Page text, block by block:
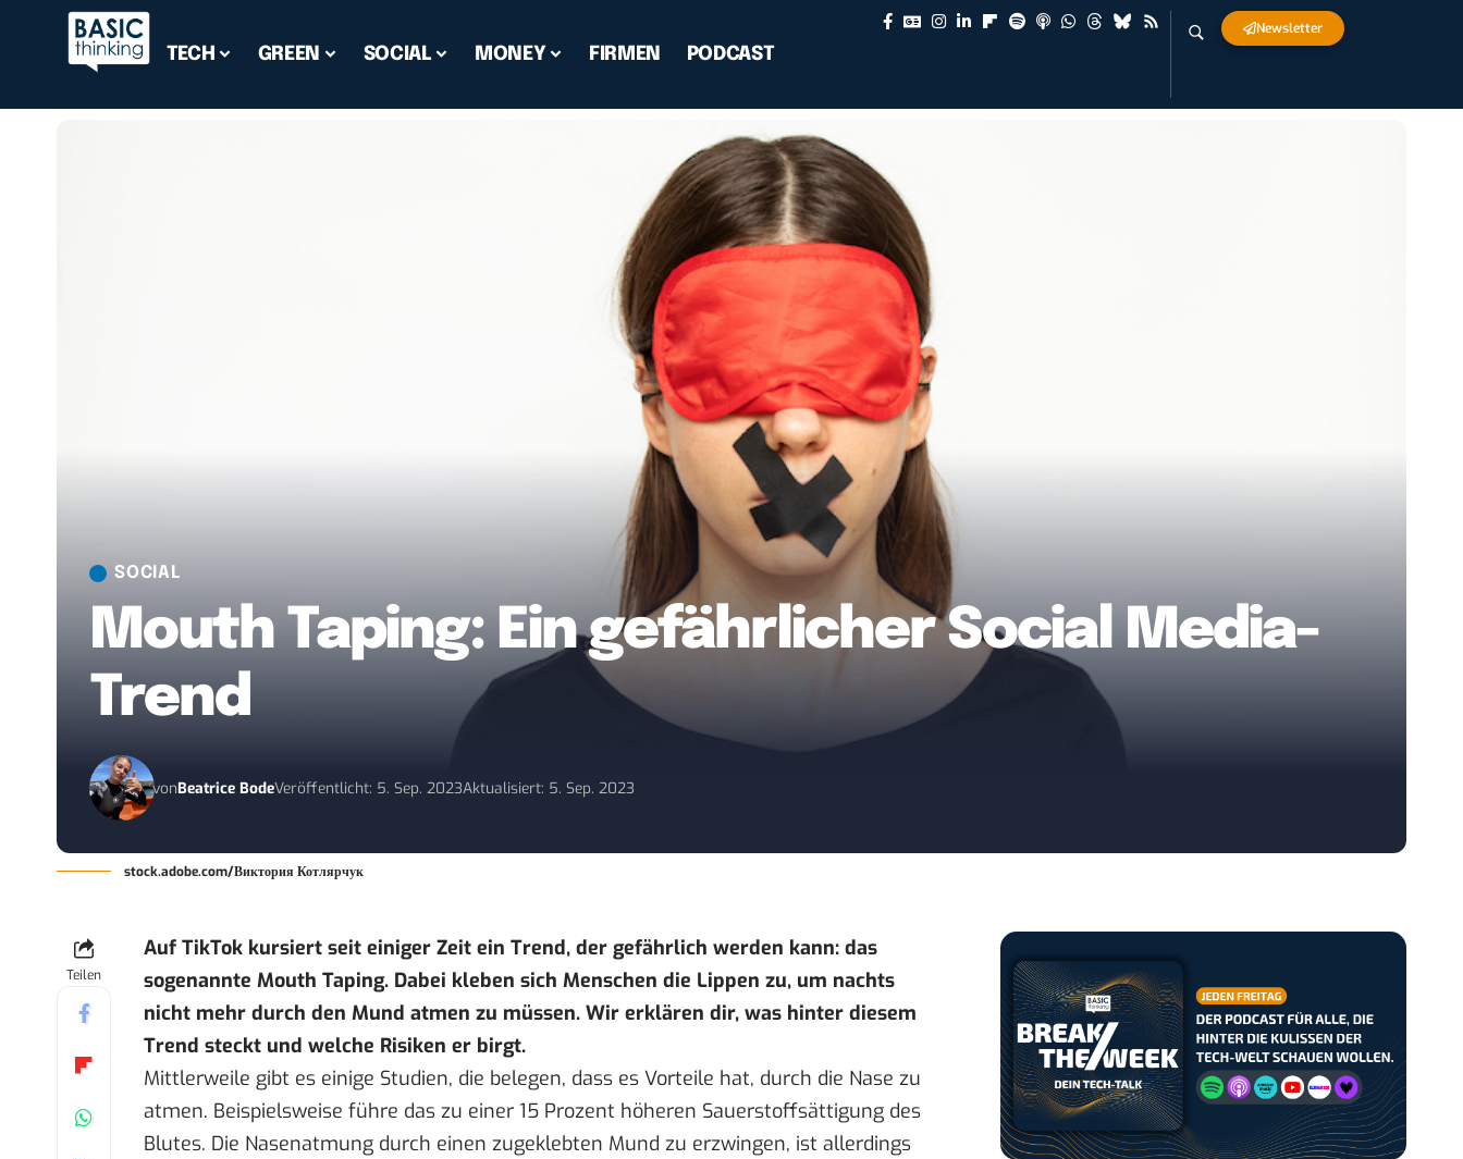
TECH GREEN SOCIAL MONEY FIRMEN PODCAST
Newsletter
SOCIAL
Mouth Taping: Ein gefährlicher Social Media-
Trend
vonBeatrice BodeVeröffentlicht: 5. Sep. 2023Aktualisiert: 5. Sep. 2023
stock.adobe.com/Виктория Котлярчук
Teilen
Auf TikTok kursiert seit einiger Zeit ein Trend, der gefährlich werden kann: das
sogenannte Mouth Taping. Dabei kleben sich Menschen die Lippen zu, um nachts
nicht mehr durch den Mund atmen zu müssen. Wir erklären dir, was hinter diesem
Trend steckt und welche Risiken er birgt.
Mittlerweile gibt es einige Studien, die belegen, dass es Vorteile hat, durch die Nase zu
atmen. Beispielsweise führe das zu einer 15 Prozent höheren Sauerstoffsättigung des
Blutes. Die Nasenatmung durch einen zugeklebten Mund zu erzwingen, ist allerdings